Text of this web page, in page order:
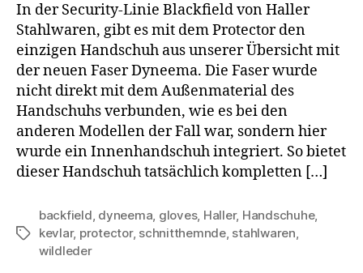
In der Security-Linie Blackfield von Haller
Stahlwaren, gibt es mit dem Protector den
einzigen Handschuh aus unserer Übersicht mit
der neuen Faser Dyneema. Die Faser wurde
nicht direkt mit dem Außenmaterial des
Handschuhs verbunden, wie es bei den
anderen Modellen der Fall war, sondern hier
wurde ein Innenhandschuh integriert. So bietet
dieser Handschuh tatsächlich kompletten […]
Schlagwörter
backfield, dyneema, gloves, Haller, Handschuhe,
kevlar, protector, schnitthemnde, stahlwaren,
wildleder